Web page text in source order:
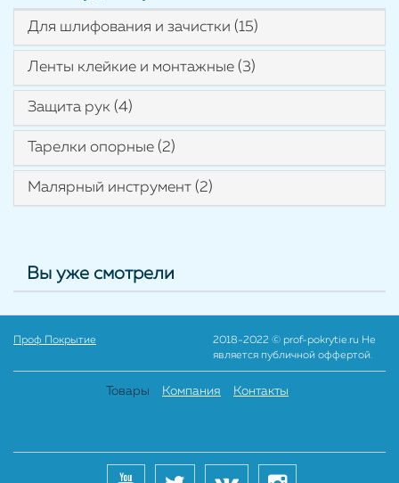
Для шлифования и зачистки (15)
Ленты клейкие и монтажные (3)
Защита рук (4)
Тарелки опорные (2)
Малярный инструмент (2)
Вы уже смотрели
Проф Покрытие
2018-2022 © prof-pokrytie.ru Не
является публичной оффертой.
Товары Компания Контакты